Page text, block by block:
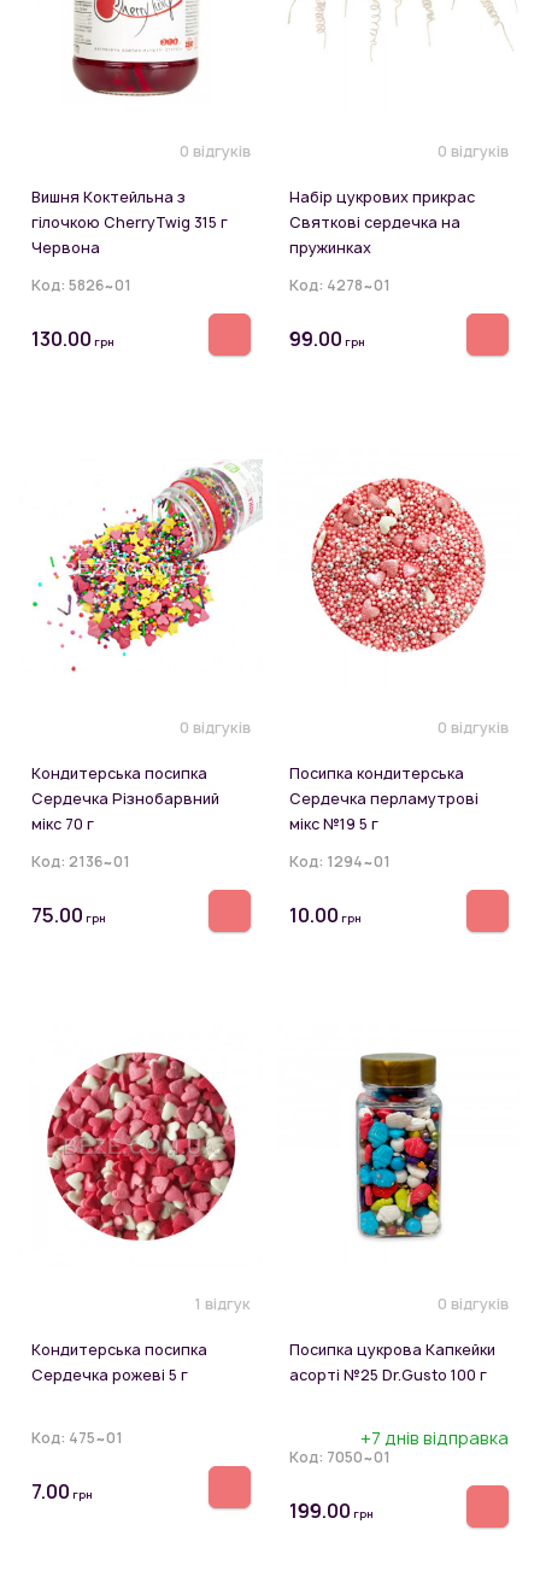
0 відгуків
Вишня Коктейльна з
гілочкою CherryTwig 315 г
Червона
Код: 5826~01
130.00 грн
0 відгуків
Набір цукрових прикрас
Святкові сердечка на
пружинках
Код: 4278~01
99.00 грн
0 відгуків
Кондитерська посипка
Сердечка Різнобарвний
мікс 70 г
Код: 2136~01
75.00 грн
0 відгуків
Посипка кондитерська
Сердечка перламутрові
мікс №19 5 г
Код: 1294~01
10.00 грн
1 відгук
Кондитерська посипка
Сердечка рожеві 5 г
Код: 475~01
7.00 грн
0 відгуків
Посипка цукрова Капкейки
асорті №25 Dr.Gusto 100 г
+7 днів відправка
Код: 7050~01
199.00 грн